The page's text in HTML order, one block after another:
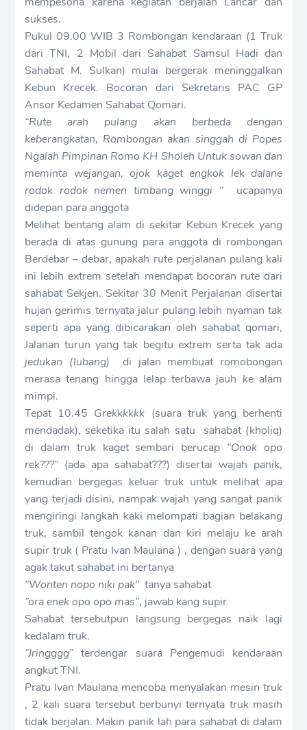
sukses.
Pukul 09.00 WIB 3 Rombongan kendaraan (1 Truk
dari TNI, 2 Mobil dari Sahabat Samsul Hadi dan
Sahabat M. Sulkan) mulai bergerak meninggalkan
Kebun Krecek. Bocoran dari Sekretaris PAC GP
Ansor Kedamen Sahabat Qomari.
“Rute arah pulang akan berbeda dengan
keberangkatan, Rombongan akan singgah di Popes
Ngalah Pimpinan Romo KH Sholeh Untuk sowan dan
meminta wejangan, ojok kaget engkok lek dalane
rodok rodok nemen timbang winggi “
ucapanya
didepan para anggota
Melihat bentang alam di sekitar Kebun Krecek yang
berada di atas gunung para anggota di rombongan
Berdebar – debar, apakah rute perjalanan pulang kali
ini lebih extrem setelah mendapat bocoran rute dari
sahabat Sekjen. Sekitar 30 Menit Perjalanan disertai
hujan gerimis ternyata jalur pulang lebih nyaman tak
seperti apa yang dibicarakan oleh sahabat qomari,
Jalanan turun yang tak begitu extrem serta tak ada
jedukan (lubang) di jalan membuat romobongan
merasa tenang hingga lelap terbawa jauh ke alam
mimpi.
Tepat 10.45 Grekkkkkk (suara truk yang berhenti
mendadak), seketika itu salah satu sahabat (kholiq)
di dalam truk kaget sembari berucap “Onok opo
rek???” (ada apa sahabat???) disertai wajah panik,
kemudian bergegas keluar truk untuk melihat apa
yang terjadi disini, nampak wajah yang sangat panik
mengiringi langkah kaki melompati bagian belakang
truk, sambil tengok kanan dan kiri melaju ke arah
supir truk ( Pratu Ivan Maulana ) , dengan suara yang
agak takut sahabat ini bertanya
”Wonten nopo niki pak” tanya sahabat
”ora enek opo opo mas”, jawab kang supir
Sahabat tersebutpun langsung bergegas naik lagi
kedalam truk.
“Jringggg” terdengar suara Pengemudi kendaraan
angkut TNI.
Pratu Ivan Maulana mencoba menyalakan mesin truk
, 2 kali suara tersebut berbunyi ternyata truk masih
tidak berjalan. Makin panik lah para sahabat di dalam